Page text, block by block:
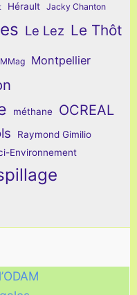
Hérault Jacky Chanton
Le Lez Le Thôt
Montpellier
méthane OCREAL
Raymond Gimilio
Environnement